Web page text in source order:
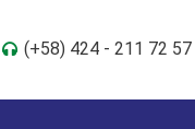
(+58) 424 - 211 72 57